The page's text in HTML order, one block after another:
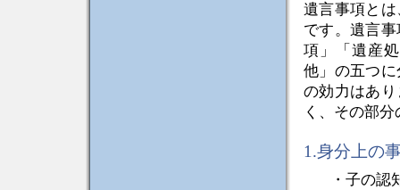
遺言事項と
です。遺言
項」「遺産
他」の五つ
の効力はあ
く、その部
1.身分上の
・子の認